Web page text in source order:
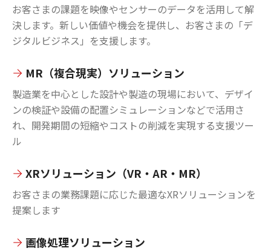
お客さまの課題を映像やセンサーのデータを活用して解
決します。新しい価値や機会を提供し、お客さまの「デ
ジタルビジネス」を支援します。
MR（複合現実）ソリューション
製造業を中心とした設計や製造の現場において、デザイ
ンの検証や設備の配置シミュレーションなどで活用さ
れ、開発期間の短縮やコストの削減を実現する支援ツー
ル
XRソリューション（VR・AR・MR）
お客さまの業務課題に応じた最適なXRソリューションを
提案します
画像処理ソリューション